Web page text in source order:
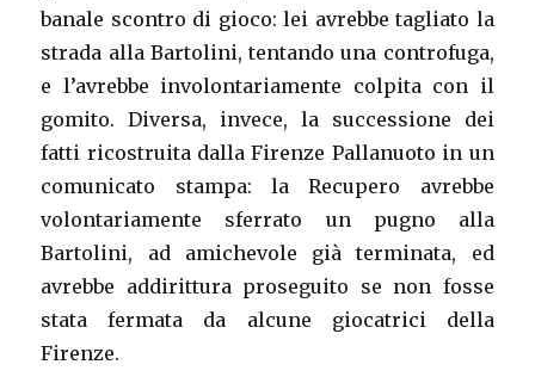
banale scontro di gioco: lei avrebbe tagliato la
strada alla Bartolini, tentando una controfuga,
e l’avrebbe involontariamente colpita con il
gomito. Diversa, invece, la successione dei
fatti ricostruita dalla Firenze Pallanuoto in un
comunicato stampa: la Recupero avrebbe
volontariamente sferrato un pugno alla
Bartolini, ad amichevole già terminata, ed
avrebbe addirittura proseguito se non fosse
stata fermata da alcune giocatrici della
Firenze.